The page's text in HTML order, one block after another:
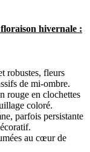
hivernale :
robustes, fleurs
de mi-ombre.
rouge en clochettes
coloré.
parfois persistante
au cœur de